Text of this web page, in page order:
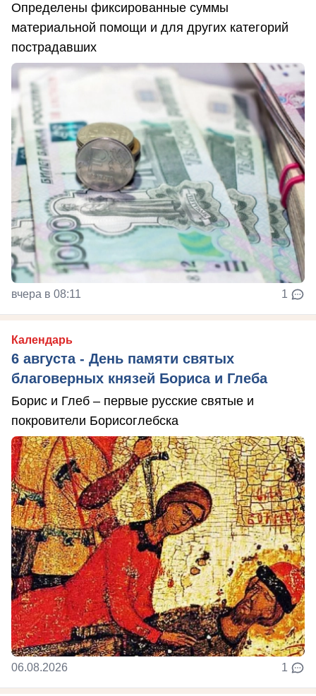
Определены фиксированные суммы
материальной помощи и для других категорий
пострадавших
вчера в 08:11 1
Календарь
6 августа - День памяти святых
благоверных князей Бориса и Глеба
Борис и Глеб – первые русские святые и
покровители Борисоглебска
06.08.2026 1